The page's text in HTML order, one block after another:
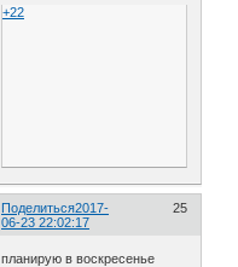
+22
Поделиться 25
2017-
06-23 22:02:17
планирую в воскресенье